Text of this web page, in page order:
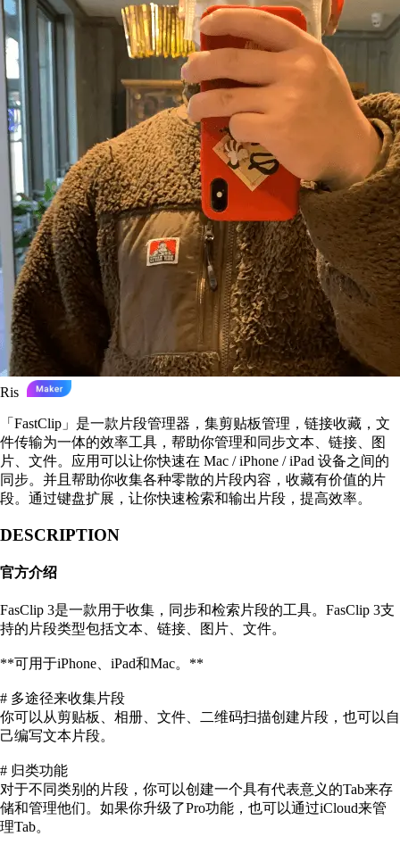
Ris
「FastClip」是一款片段管理器，集剪贴板管理，链接收藏，文
件传输为一体的效率工具，帮助你管理和同步文本、链接、图
片、文件。应用可以让你快速在 Mac / iPhone / iPad 设备之间的
同步。并且帮助你收集各种零散的片段内容，收藏有价值的片
段。通过键盘扩展，让你快速检索和输出片段，提高效率。
DESCRIPTION
官方介绍
FasClip 3是一款用于收集，同步和检索片段的工具。FasClip 3支
持的片段类型包括文本、链接、图片、文件。
**可用于iPhone、iPad和Mac。**
# 多途径来收集片段
你可以从剪贴板、相册、文件、二维码扫描创建片段，也可以自
己编写文本片段。
# 归类功能
对于不同类别的片段，你可以创建一个具有代表意义的Tab来存
储和管理他们。如果你升级了Pro功能，也可以通过iCloud来管
理Tab。